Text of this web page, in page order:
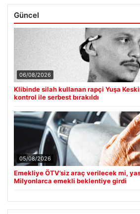
Güncel
06/08/2026
Klibinde silah kullanan rapçi Yuşa
kontrol ile serbest bırakıldı
05/08/2026
Emekliye ÖTV’siz araç verilecek mi,
Milyonlarca emekli beklentiye girdi